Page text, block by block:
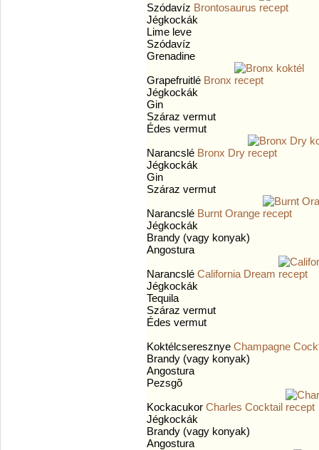
Szódavíz Brontosaurus
Jégkockák
Lime leve
Szódavíz
Grenadine
Grapefruitlé Bronx
Jégkockák
Gin
Száraz vermut
Édes vermut
Narancslé Bronx Dry
Jégkockák
Gin
Száraz vermut
Narancslé Burnt Orange
Jégkockák
Brandy (vagy konyak)
Angostura
Narancslé California Dream
Jégkockák
Tequila
Száraz vermut
Édes vermut
Koktélcseresznye Champagne
Brandy (vagy konyak)
Angostura
Pezsgõ
Kockacukor Charles Cocktail
Jégkockák
Brandy (vagy konyak)
Angostura